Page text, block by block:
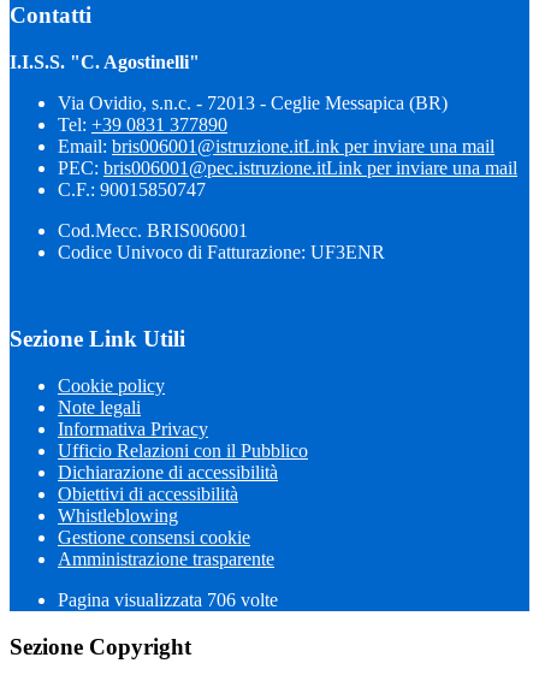
Contatti
I.I.S.S. "C. Agostinelli"
Via Ovidio, s.n.c. - 72013 - Ceglie Messapica (BR)
Tel: +39 0831 377890
Email: bris006001@istruzione.itLink per inviare una mail
PEC: bris006001@pec.istruzione.itLink per inviare una mail
C.F.: 90015850747
Cod.Mecc. BRIS006001
Codice Univoco di Fatturazione: UF3ENR
Sezione Link Utili
Cookie policy
Note legali
Informativa Privacy
Ufficio Relazioni con il Pubblico
Dichiarazione di accessibilità
Obiettivi di accessibilità
Whistleblowing
Gestione consensi cookie
Amministrazione trasparente
Pagina visualizzata 706 volte
Sezione Copyright